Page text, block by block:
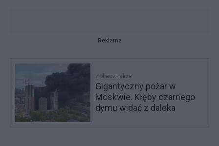
Reklama
Zobacz także
Gigantyczny pożar w
Moskwie. Kłęby czarnego
dymu widać z daleka